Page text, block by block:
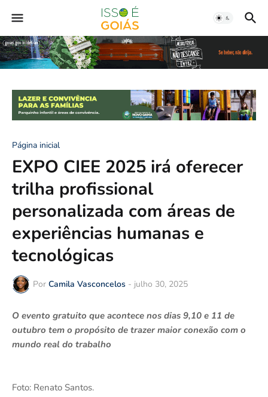
Página inicial
EXPO CIEE 2025 irá oferecer
trilha profissional
personalizada com áreas de
experiências humanas e
tecnológicas
Por Camila Vasconcelos - julho 30, 2025
O evento gratuito que acontece nos dias 9,10 e 11 de
outubro tem o propósito de trazer maior conexão com o
mundo real do trabalho
Foto: Renato Santos.